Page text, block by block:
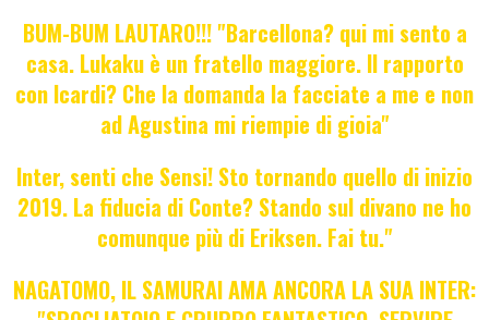
BUM-BUM LAUTARO!!! "Barcellona? qui mi sento a
casa. Lukaku è un fratello maggiore. Il rapporto
con Icardi? Che la domanda la facciate a me e non
ad Agustina mi riempie di gioia"
Inter, senti che Sensi! Sto tornando quello di inizio
2019. La fiducia di Conte? Stando sul divano ne ho
comunque più di Eriksen. Fai tu."
NAGATOMO, IL SAMURAI AMA ANCORA LA SUA INTER: